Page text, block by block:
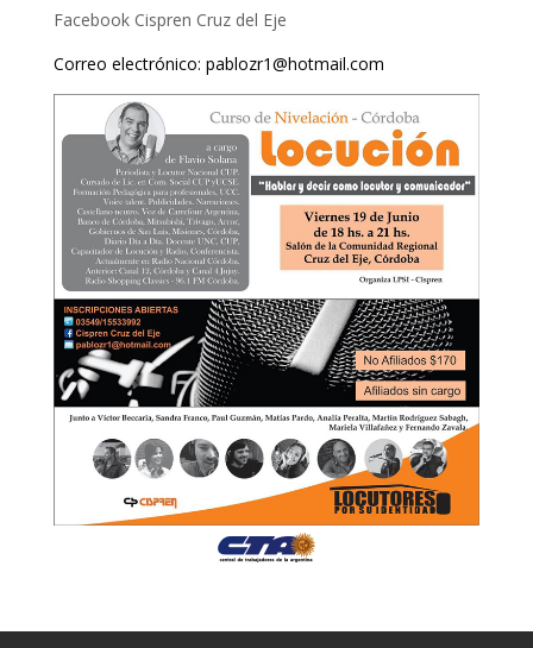
Facebook Cispren Cruz del Eje
Correo electrónico: pablozr1@hotmail.com